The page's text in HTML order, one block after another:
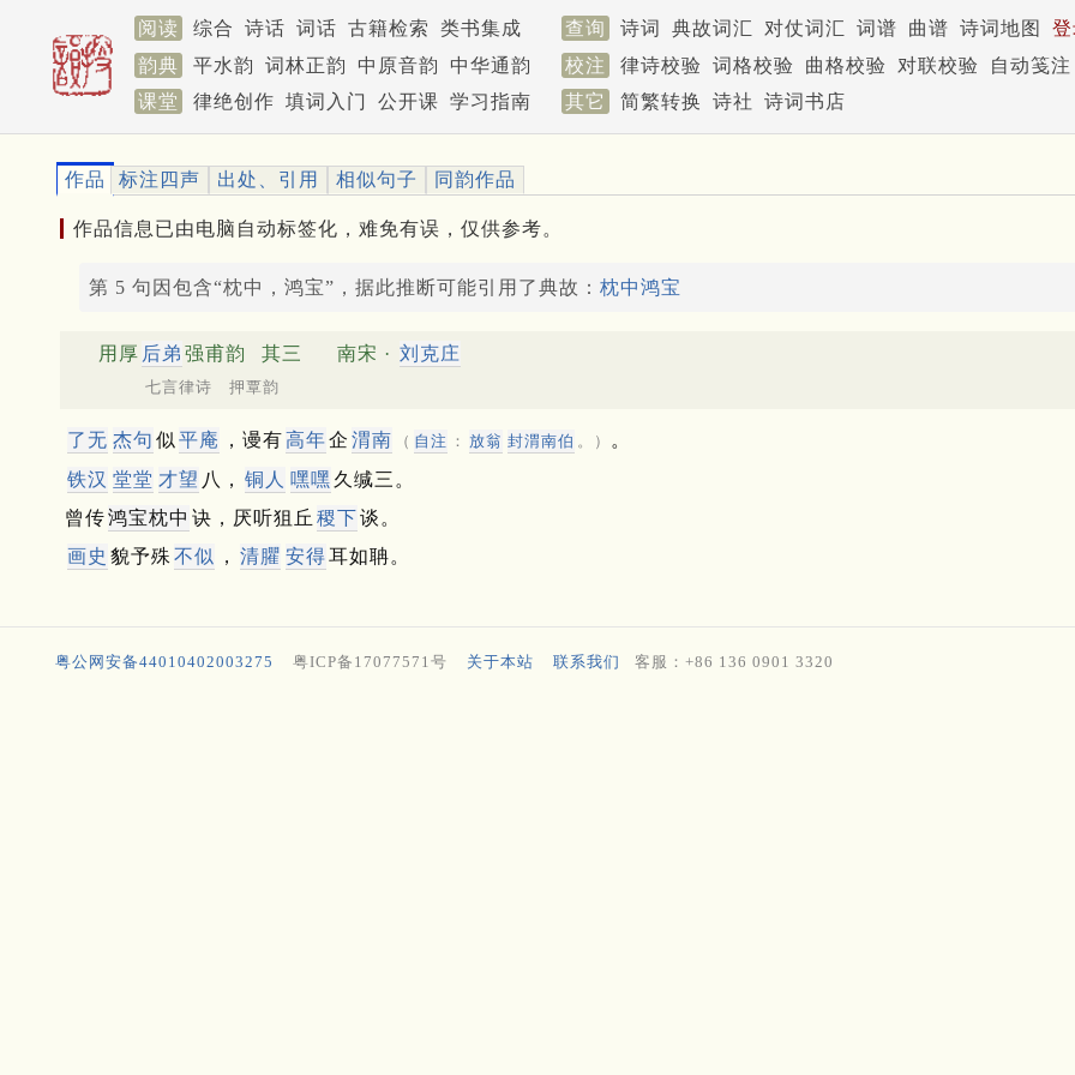
阅读 综合 诗话 词话 古籍检索 类书集成 查询 诗词 典故词汇 对仗词汇 词谱 曲谱 诗词地图
韵典
平水韵 词林正韵 中原音韵 中华通韵 校注 律诗校验 词格校验 曲格校验 对联校验
自动笺注
课堂
律绝创作 填词入门 公开课 学习指南 其它 简繁转换 诗社 诗词书店
作品 标注四声 出处、引用 相似句子 同韵作品
作品信息已由电脑自动标签化，难免有误，仅供参考。
第 5 句因包含“枕中，鸿宝”，据此推断可能引用了典故： 枕中鸿宝
用厚 后弟 强甫韵 其三 南宋 · 刘克庄
七言律诗 押覃韵
了无 杰句 似 平庵 ，谩有高年企 渭南 （ 自注 ： 放翁 封渭南伯 。）
。
铁汉 堂堂 才望 八， 铜人 嘿嘿 久缄三。
曾传鸿宝枕中 诀，厌听狙丘 稷下谈。
画史 貌予殊 不似 ， 清臞 安得耳如聃。
粤公网安备44010402003275 粤ICP备17077571号 关于本站 联系我们 客服：+86 136 0901 3320